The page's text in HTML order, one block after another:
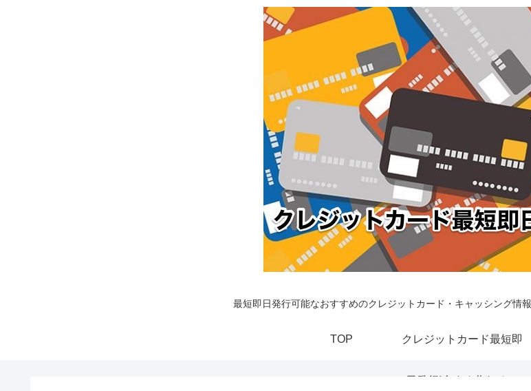
最短即日発行可能なおすすめのクレジットカード・キャッシング情
TOP クレジットカード最短即
日発行|今すぐ作れる！